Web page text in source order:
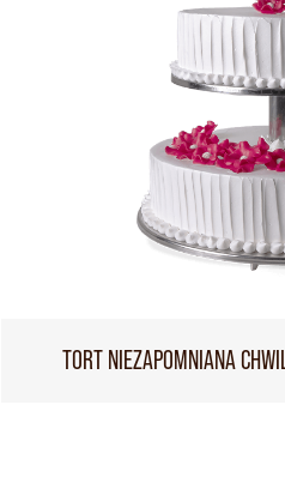
TORT NIEZAPOMNIANA